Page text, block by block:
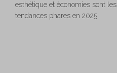
esthétique et économies sont
tendances phares en 2025,